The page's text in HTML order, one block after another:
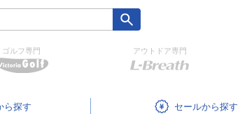
ゴルフ専門 アウトドア専門
セール